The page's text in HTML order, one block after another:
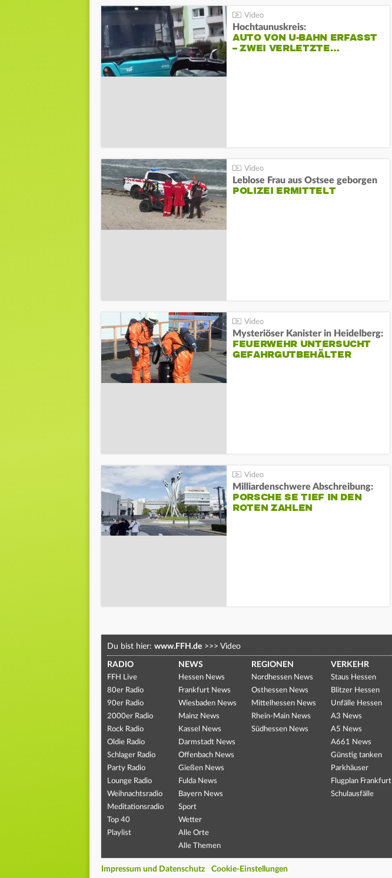
Hochtaunuskreis:
AUTO VON U-BAHN ERFASST
– ZWEI VERLETZTE…
Leblose Frau aus Ostsee geborgen
POLIZEI ERMITTELT
Mysteriöser Kanister in Heidelberg:
FEUERWEHR UNTERSUCHT
GEFAHRGUTBEHÄLTER
Milliardenschwere Abschreibung:
PORSCHE SE TIEF IN DEN
ROTEN ZAHLEN
Du bist hier: www.FFH.de >>> Video
RADIO
FFH Live
80er Radio
90er Radio
2000er Radio
Rock Radio
Oldie Radio
Schlager Radio
Party Radio
Lounge Radio
Weihnachtsradio
Meditationsradio
Top 40
Playlist
NEWS
Hessen News
Frankfurt News
Wiesbaden News
Mainz News
Kassel News
Darmstadt News
Offenbach News
Gießen News
Fulda News
Bayern News
Sport
Wetter
Alle Orte
Alle Themen
REGIONEN
Nordhessen News
Osthessen News
Mittelhessen News
Rhein-Main News
Südhessen News
VERKEHR
Staus Hessen
Blitzer Hessen
Unfälle Hessen
A3 News
A5 News
A661 News
Günstig tanken
Parkhäuser
Flugplan Frankfurt
Schulausfälle
Impressum und Datenschutz Cookie-Einstellungen